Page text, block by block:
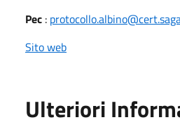
Pec :
Sito web
Ulteriori